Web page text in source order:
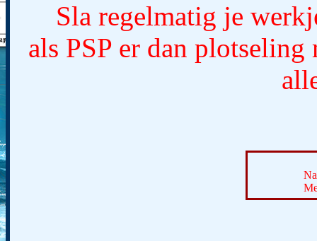
Sla regelmatig je
als PSP er dan